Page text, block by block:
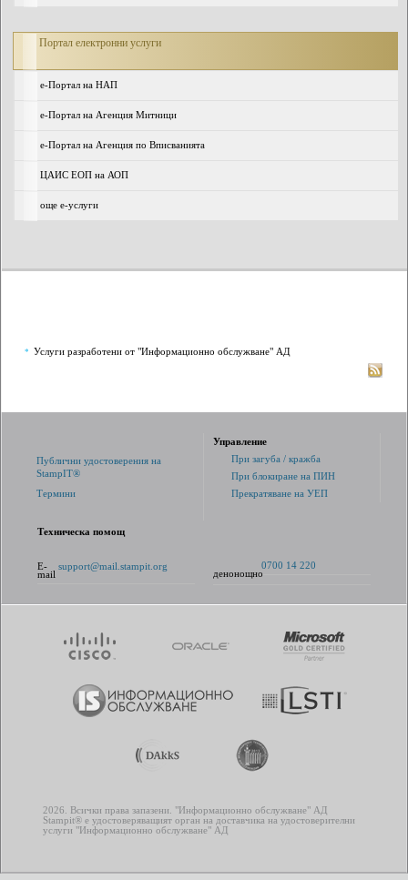
Портал електронни услуги
e-Портал на НАП
е-Портал на Агенция Митници
е-Портал на Агенция по Вписванията
ЦАИС ЕОП на АОП
още е-услуги
* Услуги разработени от "Информационно обслужване" АД
Публични удостоверения на
StampIT®
Термини
Управление
При загуба / кражба
При блокиране на ПИН
Прекратяване на УЕП
Техническа помощ
support@mail.stampit.org
E-
mail
0700 14 220
денонощно
2026. Всички права запазени. "Информационно обслужване" АД
Stampit® е удостоверяващият орган на доставчика на удостоверителни
услуги "Информационно обслужване" АД